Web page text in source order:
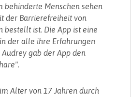
behinderte Menschen sehen
der Barrierefreiheit von
bestellt ist. Die App ist eine
der alle ihre Erfahrungen
gab der App den
Alter von 17 Jahren durch